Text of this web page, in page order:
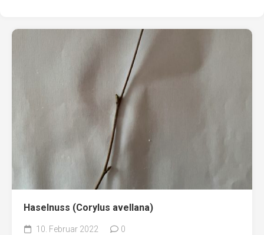
Haselnuss (Corylus avellana)
10. Februar 2022 0